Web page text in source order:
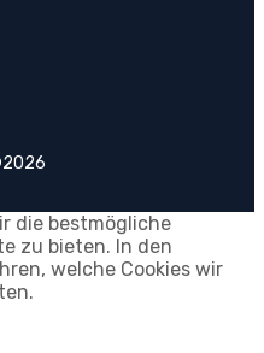
die bestmögliche
zu bieten. In den
welche Cookies wir